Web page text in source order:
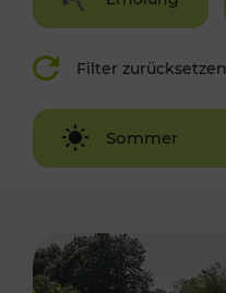
Filter zurücksetzen
Sommer
Winter